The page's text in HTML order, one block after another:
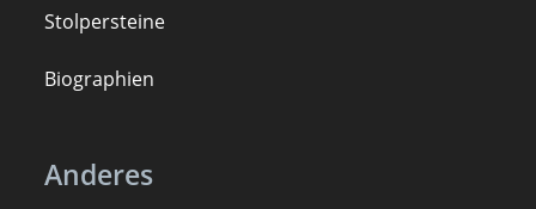
Stolpersteine
Biographien
Anderes